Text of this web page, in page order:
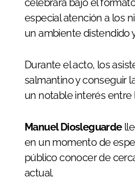
celebrará bajo el
especial atención a los
un ambiente distendido
Durante el acto, los
salmantino y conseguir
un notable interés entre
Manuel Diosleguarde
en un momento de
público conocer de
actual.